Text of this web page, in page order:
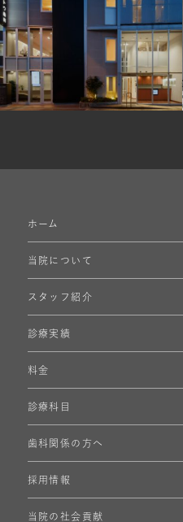
ホーム
当院について
スタッフ紹介
診療実績
料金
診療科目
歯科関係の方へ
採用情報
当院の社会貢献